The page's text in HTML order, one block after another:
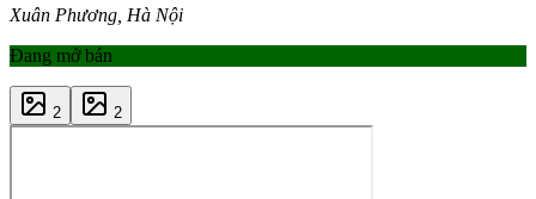
Xuân Phương, Hà Nội
Đang mở bán
2 2